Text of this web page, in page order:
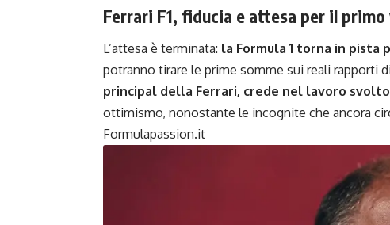
Ferrari F1, fiducia e attesa per il
L’attesa è terminata: la Formula 1 torna in pista
potranno tirare le prime somme sui reali rapporti
principal della Ferrari, crede nel lavoro
ottimismo, nonostante le incognite che ancora
Formulapassion.it